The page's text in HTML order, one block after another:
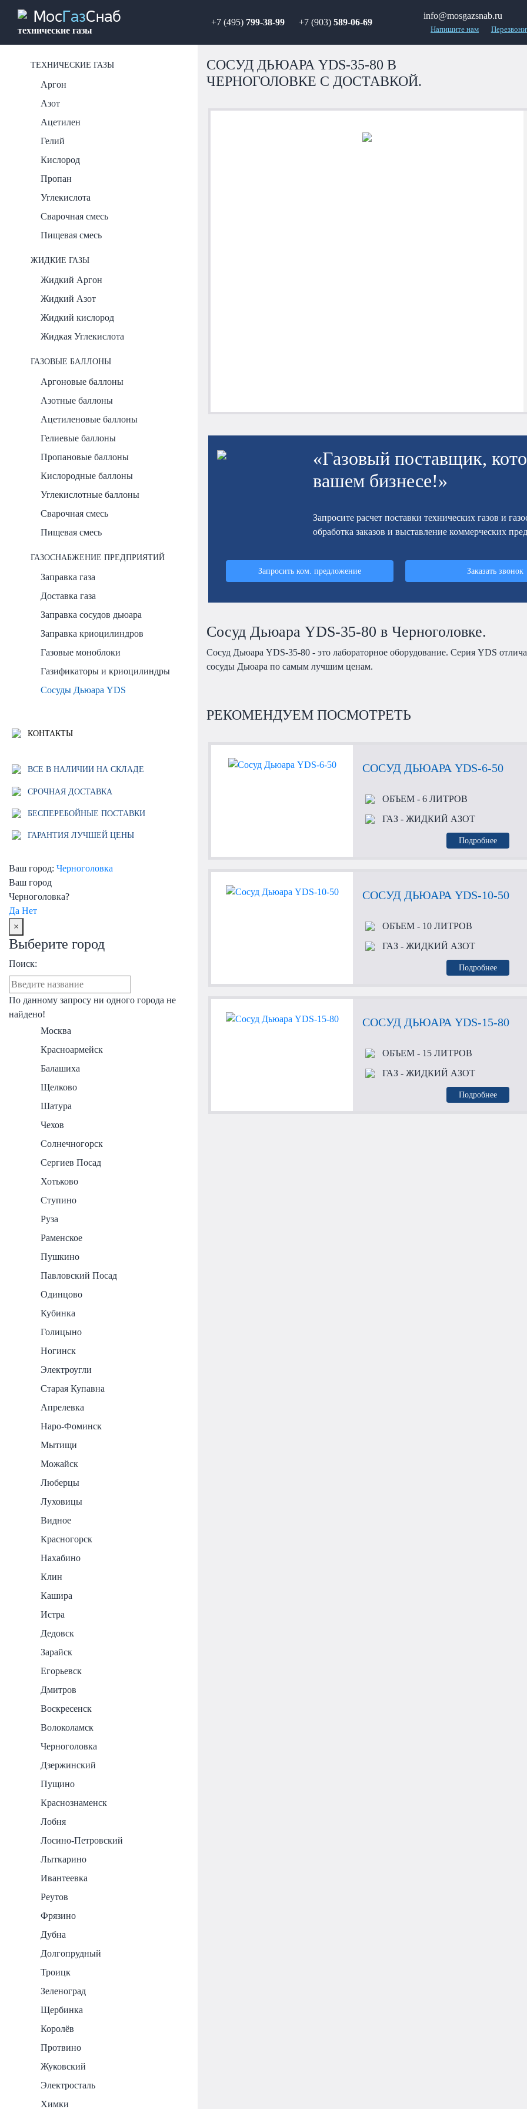
Мос ГазСнаб
технические газы
+7 (495) 799-38-99 +7 (903) 589-06-69
info@mosgazsnab.ru
Напишите нам
ТЕХНИЧЕСКИЕ ГАЗЫ
Аргон
Азот
Ацетилен
Гелий
Кислород
Пропан
Углекислота
Сварочная смесь
Пищевая смесь
ЖИДКИЕ ГАЗЫ
Жидкий Аргон
Жидкий Азот
Жидкий кислород
Жидкая Углекислота
ГАЗОВЫЕ БАЛЛОНЫ
Аргоновые баллоны
Азотные баллоны
Ацетиленовые баллоны
Гелиевые баллоны
Пропановые баллоны
Кислородные баллоны
Углекислотные баллоны
Сварочная смесь
Пищевая смесь
ГАЗОСНАБЖЕНИЕ ПРЕДПРИЯТИЙ
Заправка газа
Доставка газа
Заправка сосудов дьюара
Заправка криоцилиндров
Газовые моноблоки
Газификаторы и криоцилиндры
Сосуды Дьюара YDS
КОНТАКТЫ
ВСЕ В НАЛИЧИИ НА СКЛАДЕ
СРОЧНАЯ ДОСТАВКА
БЕСПЕРЕБОЙНЫЕ ПОСТАВКИ
ГАРАНТИЯ ЛУЧШЕЙ ЦЕНЫ
Ваш город: Черноголовка
Ваш город
Черноголовка?
Да Нет
×
Выберите город
Поиск:
По данному запросу ни одного города не
найдено!
Москва
Красноармейск
Балашиха
Щелково
Шатура
Чехов
Солнечногорск
Сергиев Посад
Хотьково
Ступино
Руза
Раменское
Пушкино
Павловский Посад
Одинцово
Кубинка
Голицыно
Ногинск
Электроугли
Старая Купавна
Апрелевка
Наро-Фоминск
Мытищи
Можайск
Люберцы
Луховицы
Видное
Красногорск
Нахабино
Клин
Кашира
Истра
Дедовск
Зарайск
Егорьевск
Дмитров
Воскресенск
Волоколамск
Черноголовка
Дзержинский
Пущино
Краснознаменск
Лобня
Лосино-Петровский
Лыткарино
Ивантеевка
Реутов
Фрязино
Дубна
Долгопрудный
Троицк
Зеленоград
Щербинка
Королёв
Протвино
Жуковский
Электросталь
Химки
СОСУД ДЬЮАРА YDS-35-80 В
ЧЕРНОГОЛОВКЕ С ДОСТАВКОЙ.
«Газовый поставщик,
вашем бизнесе!»
Запросите расчет поставки технических газов и
обработка заказов и выставление коммерческих
Запросить ком. предложение Заказать звонок
Сосуд Дьюара YDS-35-80 в Черноголовке.
Сосуд Дьюара YDS-35-80 - это лабораторное оборудование. Серия YDS
сосуды Дьюара по самым лучшим ценам.
РЕКОМЕНДУЕМ ПОСМОТРЕТЬ
СОСУД ДЬЮАРА YDS-6-50
ОБЪЕМ- 6 ЛИТРОВ
ГАЗ- ЖИДКИЙ АЗОТ
Подробнее
СОСУД ДЬЮАРА YDS-10-50
ОБЪЕМ- 10 ЛИТРОВ
ГАЗ- ЖИДКИЙ АЗОТ
Подробнее
СОСУД ДЬЮАРА YDS-15-80
ОБЪЕМ- 15 ЛИТРОВ
ГАЗ- ЖИДКИЙ АЗОТ
Подробнее